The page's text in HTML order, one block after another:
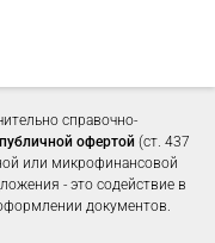
справочно-
офертой (ст. 437
или микрофинансовой
- это содействие в
документов.